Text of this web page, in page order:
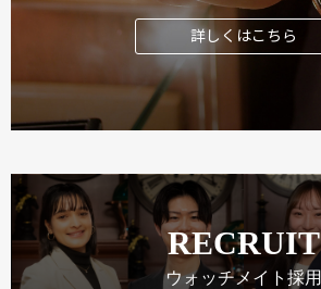
詳しくはこちら
RECRUIT
ウォッチメイト採用